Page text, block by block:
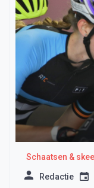
Schaatsen &
Redactie